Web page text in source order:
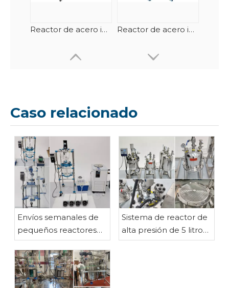
Reactor de acero inoxidable con camisa elevable y giratorio de 10 litros con tubos de calentamiento eléctrico Reactor de acero inoxidable con camisa elevable y giratorio de 50 litros
Reactor de acero inoxidable con camiseta de 20L Reactor de vidrio con camisa de 100 litros
Caso relacionado
Envíos semanales de
pequeños reactores
de vidrio con camisa
con destino a Malasia,
Noruega y Marruecos
Sistema de reactor de
alta presión de 5 litros
montado sobre